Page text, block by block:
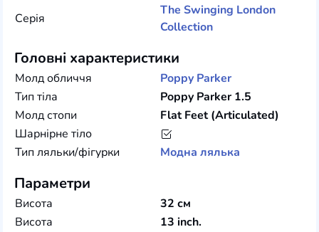
Серія
The Swinging London
Collection
Головні характеристики
Молд обличчя
Poppy Parker
Тип тіла
Poppy Parker 1.5
Молд стопи
Flat Feet (Articulated)
Шарнірне тіло
Тип ляльки/фігурки
Модна лялька
Параметри
Висота
32 см
Висота
13 inch.